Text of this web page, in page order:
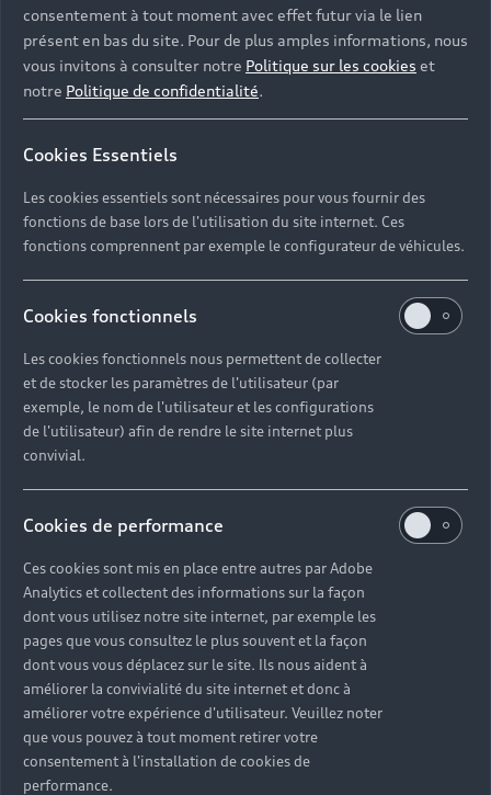
consentement à tout moment avec effet futur via le lien
présent en bas du site. Pour de plus amples informations, nous
vous invitons à consulter notre Politique sur les cookies et
notre Politique de confidentialité.
Cookies Essentiels
Les cookies essentiels sont nécessaires pour vous fournir des
fonctions de base lors de l'utilisation du site internet. Ces
fonctions comprennent par exemple le configurateur de véhicules.
Cookies fonctionnels
Les cookies fonctionnels nous permettent de collecter
et de stocker les paramètres de l'utilisateur (par
exemple, le nom de l'utilisateur et les configurations
de l'utilisateur) afin de rendre le site internet plus
convivial.
Cookies de performance
Ces cookies sont mis en place entre autres par Adobe
Analytics et collectent des informations sur la façon
dont vous utilisez notre site internet, par exemple les
pages que vous consultez le plus souvent et la façon
dont vous vous déplacez sur le site. Ils nous aident à
améliorer la convivialité du site internet et donc à
améliorer votre expérience d'utilisateur. Veuillez noter
que vous pouvez à tout moment retirer votre
consentement à l'installation de cookies de
performance.